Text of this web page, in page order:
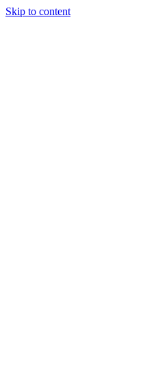
Skip to content